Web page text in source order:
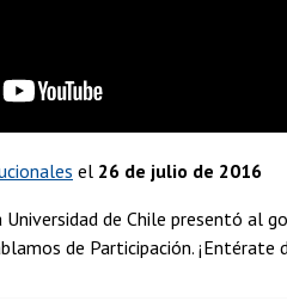
el 26 de julio de 2016
de Chile presentó al
de Participación. ¡Entérate